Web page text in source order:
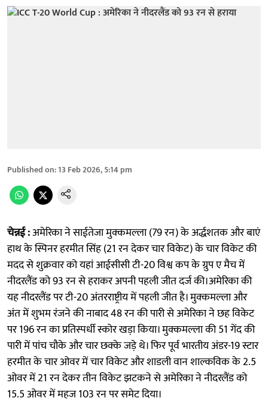
Published on:13 Feb 2026, 5:14 pm
चेन्नई :अमेरिका ने साईतेजा मुक्कमल्ला (79 रन) के अर्द्धशतक और बाएं
हाथ के स्पिनर हरमीत सिंह (21 रन देकर चार विकेट) के चार विकेट की
मदद से शुक्रवार को यहां आईसीसी टी-20 विश्व कप के ग्रुप ए मैच में
नीदरलैंड को 93 रन से हराकर अपनी पहली जीत दर्ज की।अमेरिका की
यह नीदरलैंड पर टी-20 अंतरराष्ट्रीय में पहली जीत है। मुक्कमल्ला और
अंत में शुभम रंजने की नाबाद 48 रन की पारी से अमेरिका ने छह विकेट
पर 196 रन का प्रतिस्पर्धी स्कोर खड़ा किया। मुक्कमल्ला की 51 गेंद की
पारी में पांच चौके और चार छक्के जड़े थे। फिर पूर्व भारतीय अंडर-19 स्टार
हरमीत के चार ओवर में चार विकेट और शाडली वान शाल्कविक के 2.5
ओवर में 21 रन देकर तीन विकेट झटकने से अमेरिका ने नीदरलैंड को
15.5 ओवर में महज 103 रन पर समेट दिया।